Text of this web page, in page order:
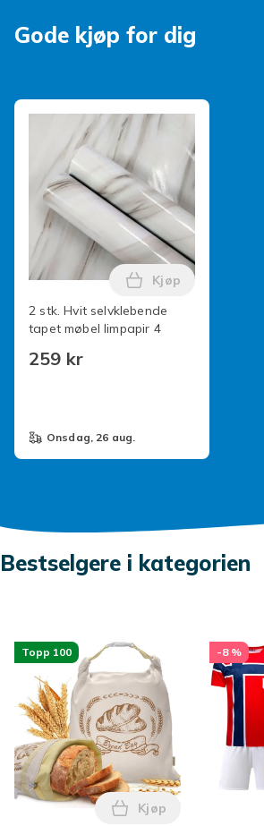
Produktsikkerhetsinformasjon
Gode kjøp for dig
2 stk. Hvit selvklebende
tapet møbel limpapir 4
259 kr
Legg 2 stk. Hvit
Kjøp
onsdag, 26 aug.
Bestselgere i kategorien
Topp 100
Legg 2-pakning
Kjøp
-8 %